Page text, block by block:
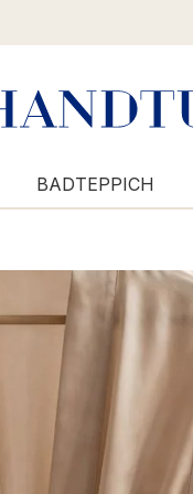
BADTEPPICH